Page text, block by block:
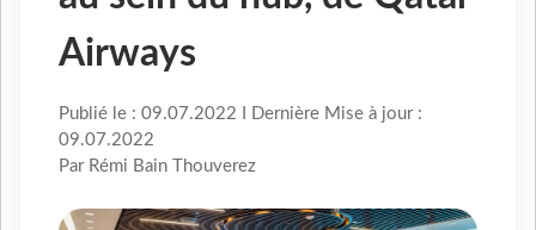
Airways
Publié le : 09.07.2022 I Dernière Mise à jour :
09.07.2022
Par Rémi Bain Thouverez